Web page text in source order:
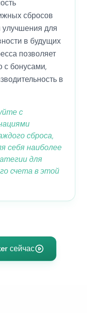
сбросов
улучшения для
в будущих
позволяет
с бонусами,
в
с
сброса,
себя наиболее
для
счета в этой
сейчас